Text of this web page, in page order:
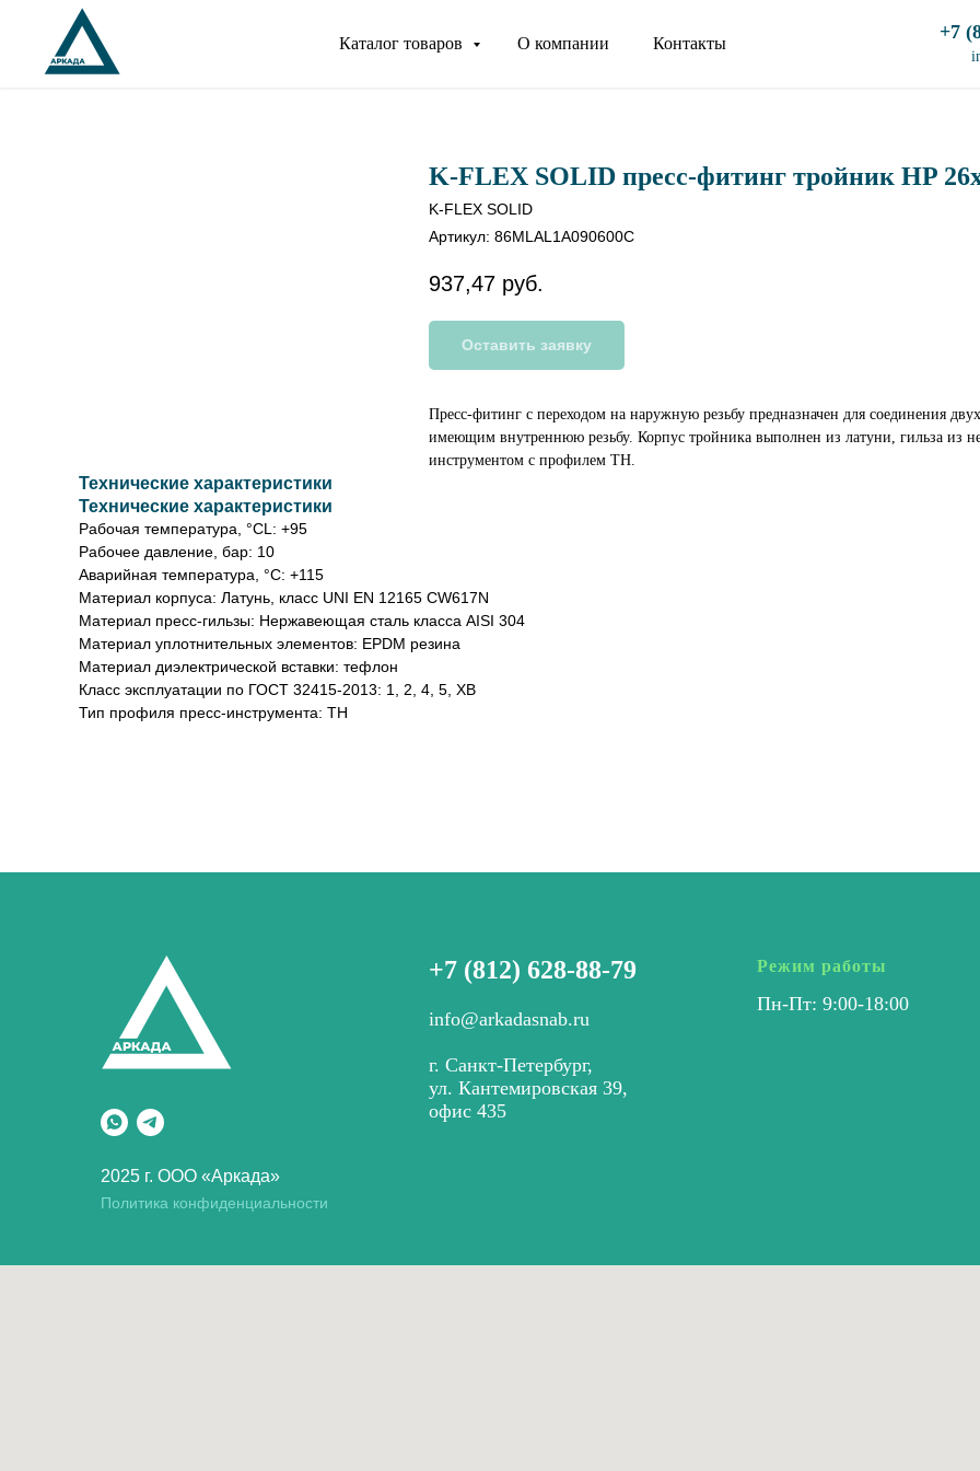
Каталог товаров О компании Контакты
+7
K-FLEX SOLID пресс-фитинг тройник HP
K-FLEX SOLID
Артикул: 86MLAL1A090600C
937,47 руб.
Оставить заявку
Пресс-фитинг с переходом на наружную резьбу предназначен для соединения
имеющим внутреннюю резьбу. Корпус тройника выполнен из латуни, гильза из
инструментом с профилем ТН.
Технические характеристики
Технические характеристики
Рабочая температура, °СL: +95
Рабочее давление, бар: 10
Аварийная температура, °С: +115
Материал корпуса: Латунь, класс UNI EN 12165 CW617N
Материал пресс-гильзы: Нержавеющая сталь класса AISI 304
Материал уплотнительных элементов: EPDM резина
Материал диэлектрической вставки: тефлон
Класс эксплуатации по ГОСТ 32415-2013: 1, 2, 4, 5, ХВ
Тип профиля пресс-инструмента: TH
2025 г. ООО «Аркада»
Политика конфиденциальности
+7 (812) 628-88-79
info@arkadasnab.ru
г. Санкт-Петербург,
ул. Кантемировская 39,
офис 435
Режим работы
Пн-Пт: 9:00-18:00